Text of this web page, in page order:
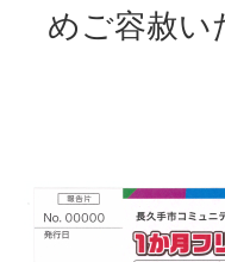
めご容赦い